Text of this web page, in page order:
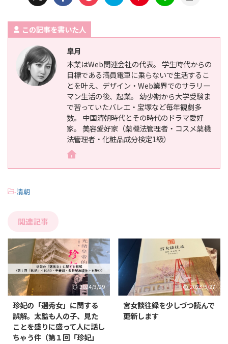
この記事を書いた人
皐月
本業はWeb関連会社の代表。 学生時代からの
目標である満員電車に乗らないで生活するこ
とを叶え、デザイン・Web業界でのサラリー
マン生活の後、起業。 幼少期から大学受験ま
で習っていたバレエ・宝塚など毎年観劇多
数。 中国清朝時代とその時代のドラマ愛好
家。 美容愛好家（薬機法管理者・コスメ薬機
法管理者・化粧品成分検定1級）
-清朝
関連記事
2024/3/29
珍妃の「選秀女」に関する
誤解。太監も人の子、見た
ことを盛りに盛って人に話し
ちゃう件（第１回「珍妃」
2023/5/27
宮女談往録を少しづつ読んで
更新します